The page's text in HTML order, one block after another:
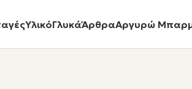
ΥλικόΓλυκάΆρθραΑργυρώ